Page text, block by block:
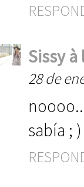
Sissy à
28 de
sabía ; )